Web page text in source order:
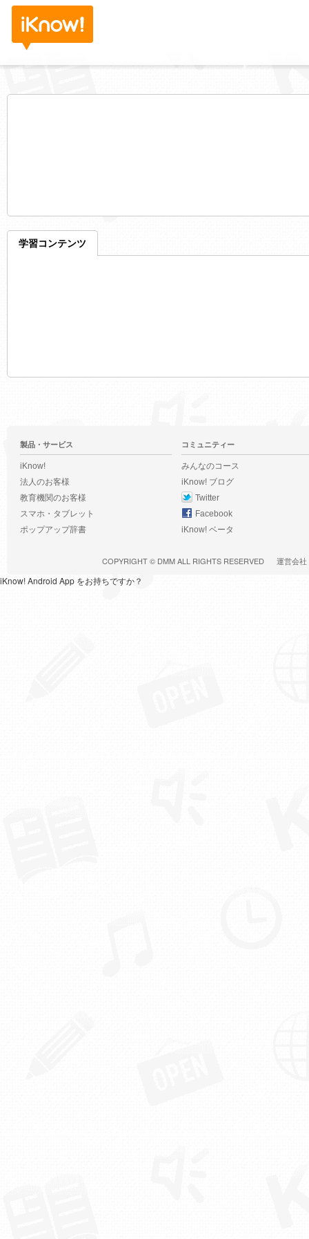
学習コンテンツ
製品・サービス
iKnow!
法人のお客様
教育機関のお客様
スマホ・タブレット
ポップアップ辞書
コミュニティー
みんなのコース
iKnow! ブログ
Twitter
Facebook
iKnow! ベータ
COPYRIGHT © DMMALL RIGHTS RESERVED 運営会社
iKnow! Android App をお持ちですか？